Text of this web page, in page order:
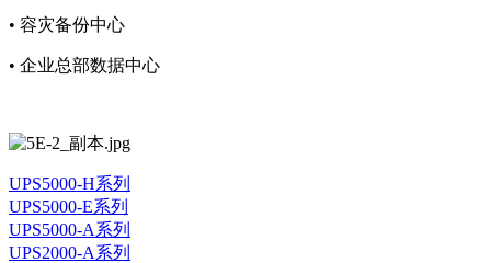
• 容灾备份中心
• 企业总部数据中心
UPS5000-H系列
UPS5000-E系列
UPS5000-A系列
UPS2000-A系列